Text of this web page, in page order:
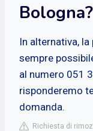
Bologna?
In alternativa,
sempre
al numero 051
risponderemo
domanda.
Richiesta di